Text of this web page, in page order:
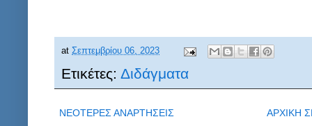
at Σεπτεμβρίου 06, 2023
Ετικέτες: Διδάγματα
ΝΕΟΤΕΡΕΣ ΑΝΑΡΤΗΣΕΙΣ ΑΡΧΙΚΗ